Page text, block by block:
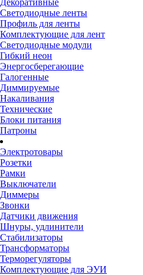
Декоративные
Светодиодные ленты
Профиль для ленты
Комплектующие для лент
Светодиодные модули
Гибкий неон
Энергосберегающие
Галогенные
Диммируемые
Накаливания
Технические
Блоки питания
Патроны
Электротовары
Розетки
Рамки
Выключатели
Диммеры
Звонки
Датчики движения
Шнуры, удлинители
Стабилизаторы
Трансформаторы
Терморегуляторы
Комплектующие для ЭУИ